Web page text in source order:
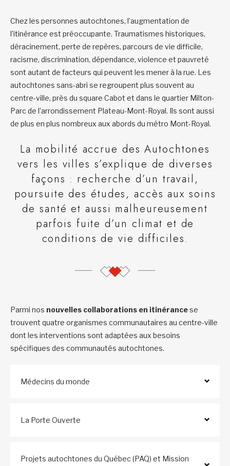
Chez les personnes autochtones, l’augmentation de
l’itinérance est préoccupante. Traumatismes historiques,
déracinement, perte de repères, parcours de vie difficile,
racisme, discrimination, dépendance, violence et pauvreté
sont autant de facteurs qui peuvent les mener à la rue. Les
autochtones sans-abri se regroupent plus souvent au
centre-ville, près du square Cabot et dans le quartier Milton-
Parc de l’arrondissement Plateau-Mont-Royal. Ils sont aussi
de plus en plus nombreux aux abords du métro Mont-Royal.
La mobilité accrue des Autochtones
vers les villes s’explique de diverses
façons : recherche d’un travail,
poursuite des études, accès aux soins
de santé et aussi malheureusement
parfois fuite d’un climat et de
conditions de vie difficiles.
Parmi nos nouvelles collaborations en itinérancese
trouvent quatre organismes communautaires au centre-ville
dont les interventions sont adaptées aux besoins
spécifiques des communautés autochtones.
Médecins du monde
La Porte Ouverte
Projets autochtones du Québec (PAQ) et Mission